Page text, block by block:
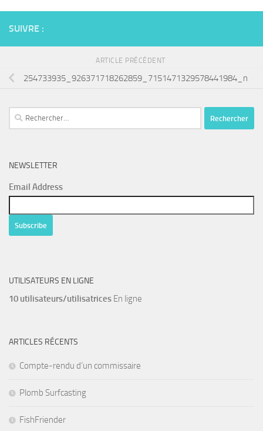
SUIVRE :
ARTICLE PRÉCÉDENT
254733935_926371718262859_7151471329578441984_n
Rechercher :
NEWSLETTER
Email Address
UTILISATEURS EN LIGNE
10 utilisateurs/utilisatrices En ligne
ARTICLES RÉCENTS
Compte-rendu d’un commissaire
Plomb Surfcasting
FishFriender